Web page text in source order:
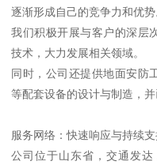
逐渐形成自己的竞争力和优势
我们积极开展与客户的深层
技术，大力发展相关领域。
同时，公司还提供地面安防
等配套设备的设计与制造，
服务网络：快速响应与持续
公司位于山东省，交通发